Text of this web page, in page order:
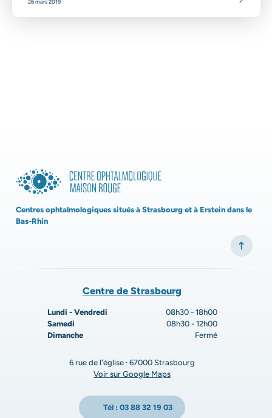
Centres ophtalmologiques situés à Strasbourg et à Erstein dans le
Bas-Rhin
Centre de Strasbourg
Lundi - Vendredi
08h30 - 18h00
Samedi
08h30 - 12h00
Dimanche
Fermé
6 rue de l'église · 67000 Strasbourg
Voir sur Google Maps
Tél : 03 88 32 19 03